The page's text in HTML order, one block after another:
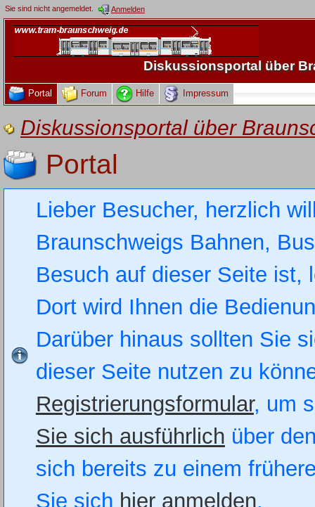
Sie sind nicht angemeldet. Anmelden
Diskussionsportal über
Portal Forum Hilfe Impressum
Diskussionsportal über
Portal
Lieber Besucher, herzlich
Braunschweigs Bahnen,
Besuch auf dieser Seite
Dort wird Ihnen die
Darüber hinaus sollten Sie
dieser Seite nutzen zu
Registrierungsformular, um
Sie sich ausführlich über
sich bereits zu einem
Sie sich hier anmelden.